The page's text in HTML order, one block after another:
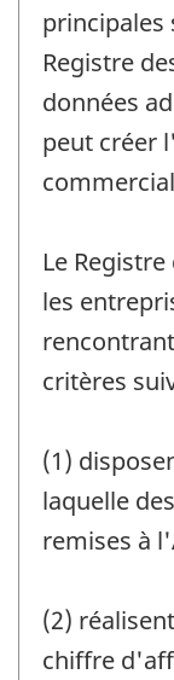
Registre
données
peut créer
Le
les
critères
(1)
laquelle
remises à
(2)
chiffre